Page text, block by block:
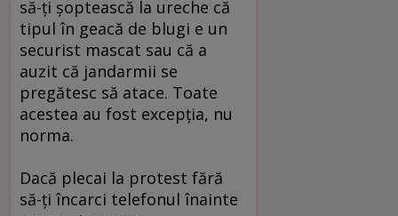
să-ţi şoptească la ureche că
tipul în geacă de blugi e un
securist mascat sau că a
auzit că jandarmii se
pregătesc să atace. Toate
acestea au fost excepţia, nu
norma.
Dacă plecai la protest fără
să-ţi încarci telefonul înainte